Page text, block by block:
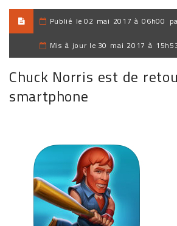
Publié le 02 mai 2017 à 06h00
Mis à jour le 30 mai 2017 à
Chuck Norris est de
smartphone